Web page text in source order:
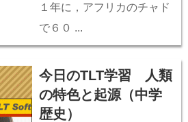
１年に，アフリカのチャド
で６０ ...
今日のTLT学習 人類
の特色と起源（中学
歴史）